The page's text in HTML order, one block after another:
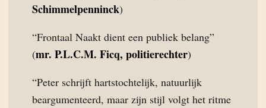
Schimmelpenninck)
“Frontaal Naakt dient een publiek belang”
(mr. P.L.C.M. Ficq, politierechter)
“Peter schrijft hartstochtelijk, natuurlijk
beargumenteerd, maar zijn stijl volgt het ritme